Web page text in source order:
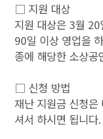
□ 지원 대상
지원 대상은 3월
90일 이상 영업을
종에 해당한 소상공
□ 신청 방법
재난 지원금 신청은
셔서 하시면 됩니다.